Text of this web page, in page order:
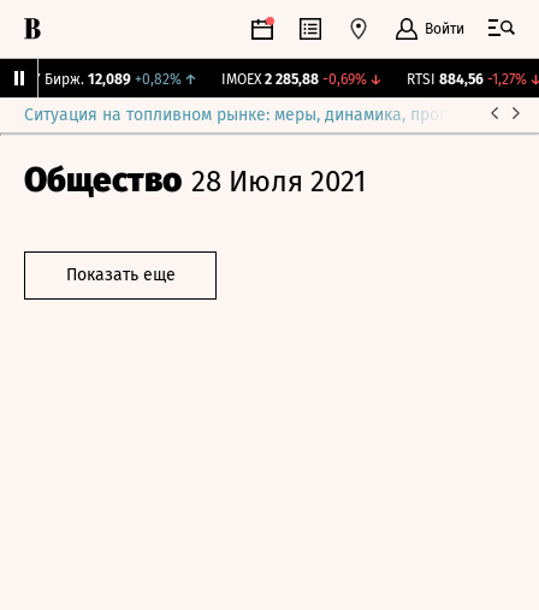
Войти
CNY Бирж. 12,089 +0,82%↑ IMOEX 2 285,88 -0,69%↓ RTSI 884,56 -1,27%↓
Ситуация на топливном рынке: меры, динамика, прогнозы
Общество 28 Июля 2021
Показать еще